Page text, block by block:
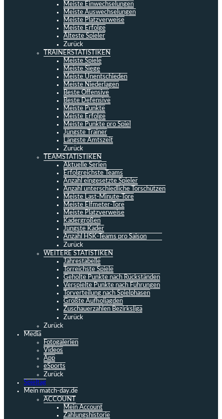
Meiste Einwechselungen
Meiste Auswechselungen
Meiste Platzverweise
Meiste Erfolge
Älteste Spieler
Zurück
TRAINERSTATISTIKEN
Meiste Spiele
Meiste Siege
Meiste Unentschieden
Meiste Niederlagen
Beste Offensive
Beste Defensive
Meiste Punkte
Meiste Erfolge
Meiste Punkte pro Spiel
Jüngste Trainer
Längste Amtszeit
Zurück
TEAMSTATISTIKEN
Aktuelle Serien
Erfolgreichste Teams
Anzahl eingesetzte Spieler
Anzahl unterschiedliche Torschützen
Meiste Last-Minute-Tore
Meiste Elfmeter-Tore
Meiste Platzverweise
Kadergrößen
Jüngste Kader
Anzahl HSK-Teams pro Saison
Zurück
WEITERE STATISTIKEN
Jahrestabelle
Torreichste Spiele
Geholte Punkte nach Rückständen
Verspielte Punkte nach Führungen
Torverteilung nach Spielphasen
Größte Aufholjagden
Zuschauerzahlen Bezirksliga
Zurück
Zurück
Media
Fotogalerien
Videos
App
eSports
Zurück
Spieltag
Mein match-day.de
ACCOUNT
Mein Account
Zahlungshistorie